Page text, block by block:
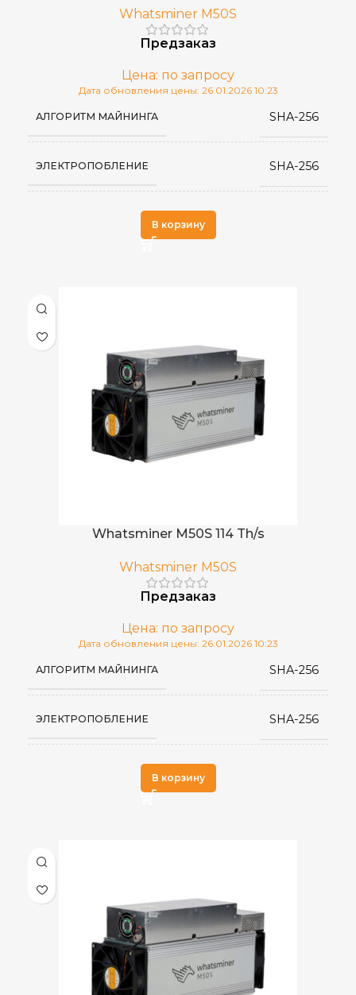
РАБОЧАЯ ТЕМПЕРАТУРА
ИСТОЧНИК ПИТАНИЯ
питания
РАЗМЕРЫ УСТРОЙСТВА, ММ 125×225×425
ДОБЫВАЕМЫЕ МОНЕТЫ
БЛОК ПИТАНИЯ Встроенный
СТРАНА ПРОИЗВОДСТВА
Whatsminer M50S
Предзаказ
Цена: по запросу
Дата обновления цены: 26.01.2026 10:23
АЛГОРИТМ МАЙНИНГА SHA-256
ЭЛЕКТРОПОБЛЕНИЕ SHA-256
В корзину
Whatsminer M50S 114 Th/s
Whatsminer M50S
Предзаказ
Цена: по запросу
Дата обновления цены: 26.01.2026 10:23
АЛГОРИТМ МАЙНИНГА SHA-256
ЭЛЕКТРОПОБЛЕНИЕ SHA-256
В корзину